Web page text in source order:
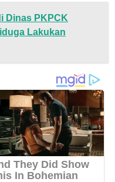
Dinas PKPCK
Lakukan